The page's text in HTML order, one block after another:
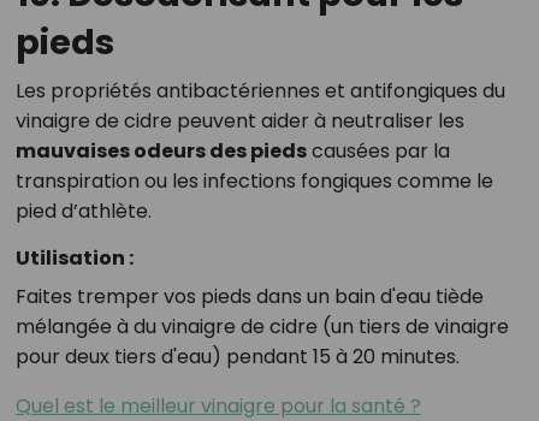
pieds
Les propriétés antibactériennes et antifongiques du
vinaigre de cidre peuvent aider à neutraliser les
mauvaises odeurs des piedscausées par la
transpiration ou les infections fongiques comme le
pied d’athlète.
Utilisation :
Faites tremper vos pieds dans un bain d'eau tiède
mélangée à du vinaigre de cidre (un tiers de vinaigre
pour deux tiers d'eau) pendant 15 à 20 minutes.
Quel est le meilleur vinaigre pour la santé ?